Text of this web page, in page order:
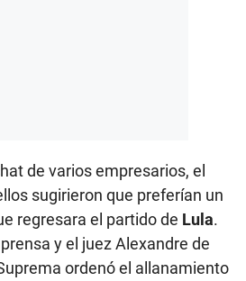
de varios empresarios, el
sugirieron que preferían un
regresara el partido de Lula.
y el juez Alexandre de
ordenó el allanamiento